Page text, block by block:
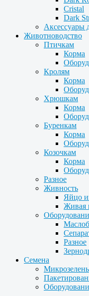
Cristal
Dark
Аксессуары
Животноводство
Птичкам
Корма
Кролям
Корма
Хрюшкам
Корма
Буренкам
Корма
Козочкам
Корма
Разное
Живность
Яйцо
Живая
Разное
Семена
Микрозелень